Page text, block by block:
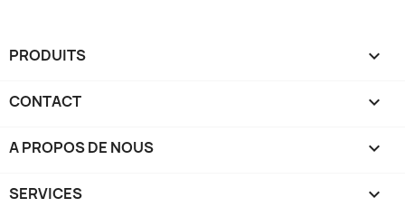
PRODUITS 
CONTACT 
A PROPOS DE NOUS 
SERVICES 